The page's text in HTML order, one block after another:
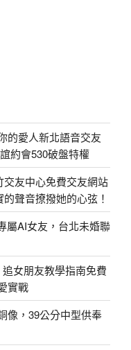
的愛人新北語音交友
約會530破盤特權
友中心免費交友網站
聲音撩撥她的心弦！
屬AI女友，台北未婚聯
女朋友教學指南免費
實戰
像，39公分中型供奉